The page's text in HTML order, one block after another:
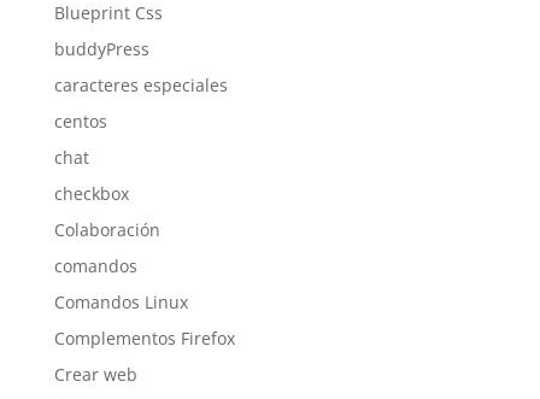
Blueprint Css
buddyPress
caracteres especiales
centos
chat
checkbox
Colaboración
comandos
Comandos Linux
Complementos Firefox
Crear web